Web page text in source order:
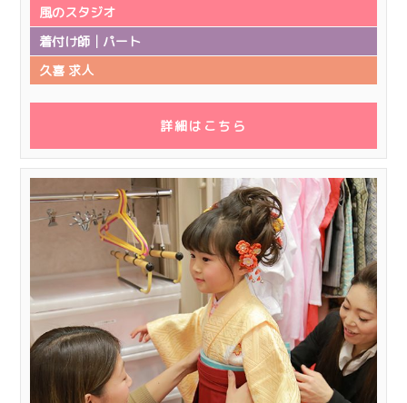
風のスタジオ
着付け師│パート
久喜 求人
詳細はこちら